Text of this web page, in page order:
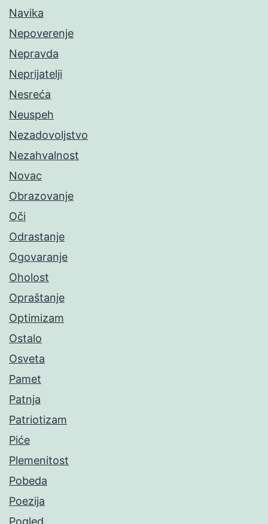
Navika
Nepoverenje
Nepravda
Neprijatelji
Nesreća
Neuspeh
Nezadovoljstvo
Nezahvalnost
Novac
Obrazovanje
Oči
Odrastanje
Ogovaranje
Oholost
Opraštanje
Optimizam
Ostalo
Osveta
Pamet
Patnja
Patriotizam
Piće
Plemenitost
Pobeda
Poezija